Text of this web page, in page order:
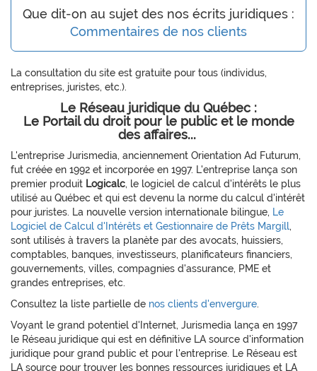
Que dit-on au sujet des nos écrits juridiques :
Commentaires de nos clients
La consultation du site est gratuite pour tous (individus,
entreprises, juristes, etc.).
Le Réseau juridique du Québec :
Le Portail du droit pour le public et le monde
des affaires...
L'entreprise Jurismedia, anciennement Orientation Ad Futurum,
fut créée en 1992 et incorporée en 1997. L'entreprise lança son
premier produit Logicalc, le logiciel de calcul d'intérêts le plus
utilisé au Québec et qui est devenu la norme du calcul d'intérêt
pour juristes. La nouvelle version internationale bilingue, Le
Logiciel de Calcul d'Intérêts et Gestionnaire de Prêts Margill,
sont utilisés à travers la planète par des avocats, huissiers,
comptables, banques, investisseurs, planificateurs financiers,
gouvernements, villes, compagnies d'assurance, PME et
grandes entreprises, etc.
Consultez la liste partielle de nos clients d'envergure.
Voyant le grand potentiel d'Internet, Jurismedia lança en 1997
le Réseau juridique qui est en définitive LA source d'information
juridique pour grand public et pour l'entreprise. Le Réseau est
LA source pour trouver les bonnes ressources juridiques et LA